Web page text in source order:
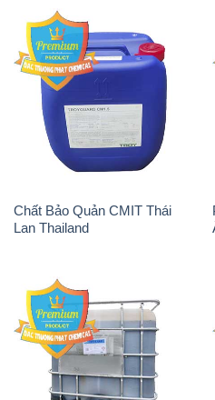
Chất Bảo Quản CMIT Thái
Lan Thailand